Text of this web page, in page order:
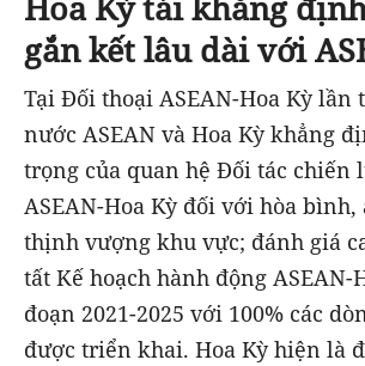
gắn kết lâu dài với
Tại Đối thoại ASEAN-Hoa Kỳ lần
nước ASEAN và Hoa Kỳ khẳng
trọng của quan hệ Đối tác chiến
ASEAN-Hoa Kỳ đối với hòa
thịnh vượng khu vực; đánh giá
tất Kế hoạch hành động ASEAN-
đoạn 2021-2025 với 100% các
được triển khai. Hoa Kỳ hiện là